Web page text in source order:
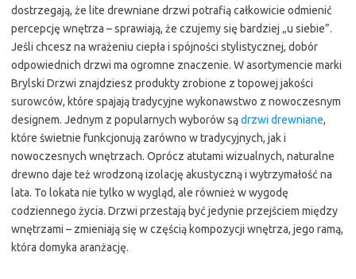
dostrzegają, że lite drewniane drzwi potrafią całkowicie odmienić
percepcję wnętrza – sprawiają, że czujemy się bardziej „u siebie”.
Jeśli chcesz na wrażeniu ciepła i spójności stylistycznej, dobór
odpowiednich drzwi ma ogromne znaczenie. W asortymencie marki
Brylski Drzwi znajdziesz produkty zrobione z topowej jakości
surowców, które spajają tradycyjne wykonawstwo z nowoczesnym
designem. Jednym z popularnych wyborów sądrzwi drewniane,
które świetnie funkcjonują zarówno w tradycyjnych, jak i
nowoczesnych wnętrzach. Oprócz atutami wizualnych, naturalne
drewno daje też wrodzoną izolację akustyczną i wytrzymałość na
lata. To lokata nie tylko w wygląd, ale również w wygodę
codziennego życia. Drzwi przestają być jedynie przejściem między
wnętrzami – zmieniają się w częścią kompozycji wnętrza, jego ramą,
która domyka aranżację.